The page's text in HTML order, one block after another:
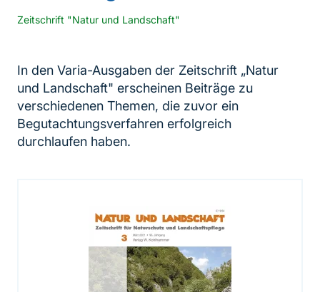
Zeitschrift "Natur und Landschaft"
In den Varia-Ausgaben der Zeitschrift „Natur
und Landschaft" erscheinen Beiträge zu
verschiedenen Themen, die zuvor ein
Begutachtungsverfahren erfolgreich
durchlaufen haben.